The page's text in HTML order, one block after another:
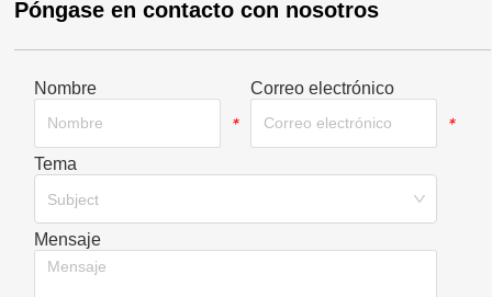
Póngase en contacto con nosotros
Nombre
*
Correo electrónico
*
Tema
Subject
Mensaje